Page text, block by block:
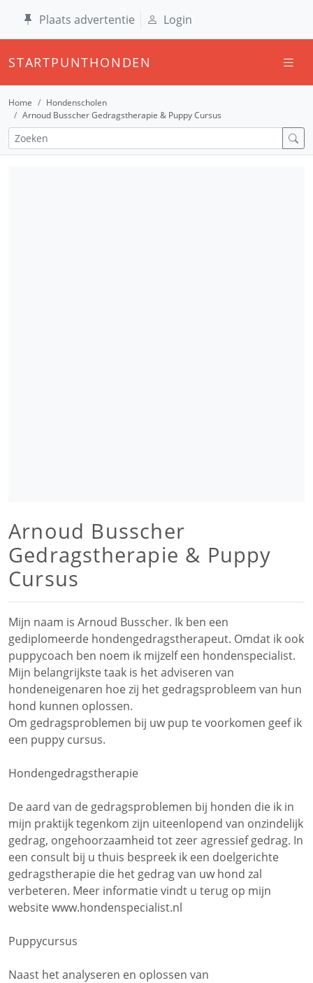
Plaats advertentie Login
STARTPUNTHONDEN
Home
Hondenscholen
Arnoud Busscher Gedragstherapie & Puppy Cursus
Arnoud Busscher
Gedragstherapie & Puppy
Cursus
Mijn naam is Arnoud Busscher. Ik ben een
gediplomeerde hondengedragstherapeut. Omdat ik ook
puppycoach ben noem ik mijzelf een hondenspecialist.
Mijn belangrijkste taak is het adviseren van
hondeneigenaren hoe zij het gedragsprobleem van hun
hond kunnen oplossen.
Om gedragsproblemen bij uw pup te voorkomen geef ik
een puppy cursus.
Hondengedragstherapie
De aard van de gedragsproblemen bij honden die ik in
mijn praktijk tegenkom zijn uiteenlopend van onzindelijk
gedrag, ongehoorzaamheid tot zeer agressief gedrag. In
een consult bij u thuis bespreek ik een doelgerichte
gedragstherapie die het gedrag van uw hond zal
verbeteren. Meer informatie vindt u terug op mijn
website www.hondenspecialist.nl
Puppycursus
Naast het analyseren en oplossen van